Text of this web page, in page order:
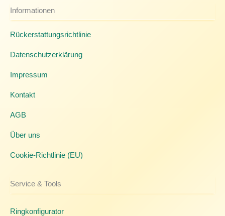
Informationen
Rückerstattungsrichtlinie
Datenschutzerklärung
Impressum
Kontakt
AGB
Über uns
Cookie-Richtlinie (EU)
Service & Tools
Ringkonfigurator